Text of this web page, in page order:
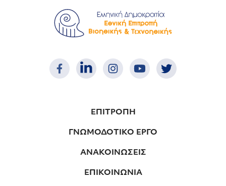
ΕΠΙΤΡΟΠΗ
ΓΝΩΜΟΔΟΤΙΚΟ ΕΡΓΟ
ΑΝΑΚΟΙΝΩΣΕΙΣ
ΕΠΙΚΟΙΝΩΝΙΑ